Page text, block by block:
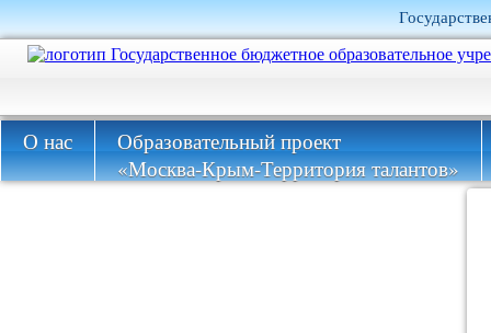
О нас
Образовательный проект
«Москва-Крым-Территория талантов»